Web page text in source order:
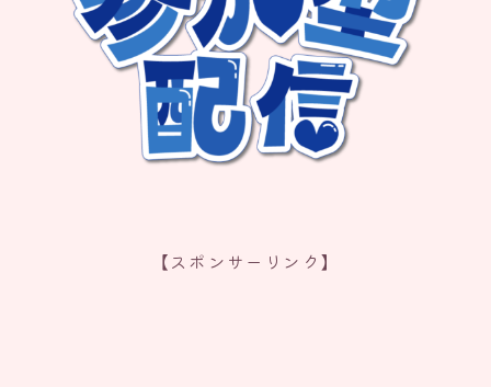
【スポンサーリンク】